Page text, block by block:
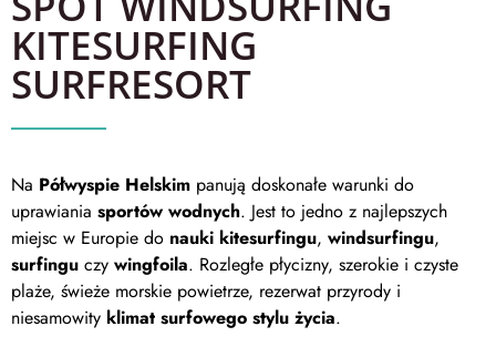
KITESURFING
SURFRESORT
Na Półwyspie Helskim panują doskonałe warunki do
uprawiania sportów wodnych. Jest to jedno z najlepszych
miejsc w Europie do nauki kitesurfingu, windsurfingu,
surfingu czy wingfoila. Rozległe płycizny, szerokie i czyste
plaże, świeże morskie powietrze, rezerwat przyrody i
niesamowity klimat surfowego stylu życia.